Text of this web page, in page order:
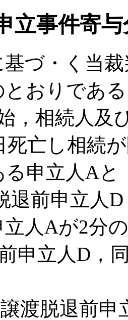
立事件寄
づ・く当
とおりであ
，相続人及
死亡し相続
る申立人A
退前申立人
人Aが2分
申立人D，
渡脱退前申